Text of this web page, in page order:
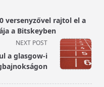
versenyzővel rajtol el a
a Bitskeyben
NEXT POST
a glasgow-i